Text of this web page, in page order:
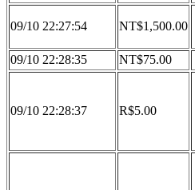
09/10 22:27:54 NT$1,500.00
09/10 22:28:35 NT$75.00
09/10 22:28:37 R$5.00